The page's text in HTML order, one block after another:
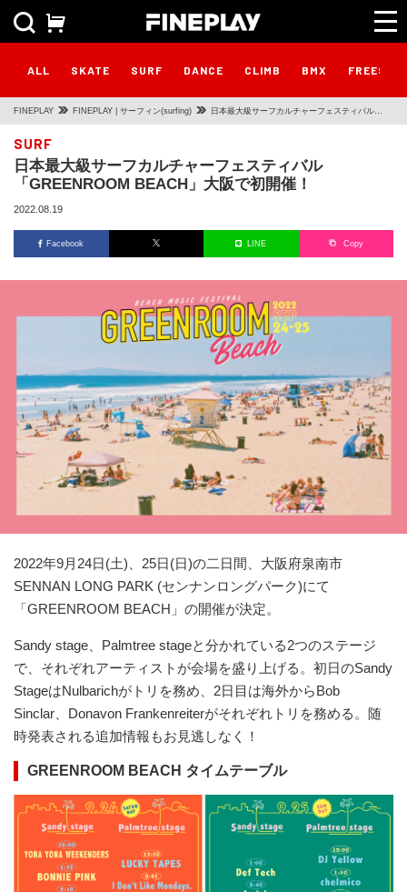
ALL SKATE SURF DANCE CLIMB BMX
FINEPLAY FINEPLAY | サーフィン(surfing) 日本最大級サーフカルチャーフェスティバル
SURF
日本最大級サーフカルチャーフェスティバル
「GREENROOM BEACH」大阪で初開催！
2022.08.19
Facebook LINE Copy
2022年9月24日(土)、25日(日)の二日間、大阪府泉南市
SENNAN LONG PARK (センナンロングパーク)にて
「GREENROOM BEACH」の開催が決定。
Sandy stage、Palmtree stageと分かれている2つのステージ
で、それぞれアーティストが会場を盛り上げる。初日のSandy
StageはNulbarichがトリを務め、2日目は海外からBob
Sinclar、Donavon Frankenreiterがそれぞれトリを務める。随
時発表される追加情報もお見逃しなく！
GREENROOM BEACH タイムテーブル